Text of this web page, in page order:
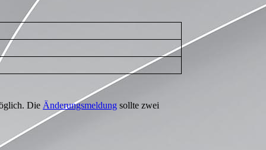
Die Änderungsmeldung sollte zwei